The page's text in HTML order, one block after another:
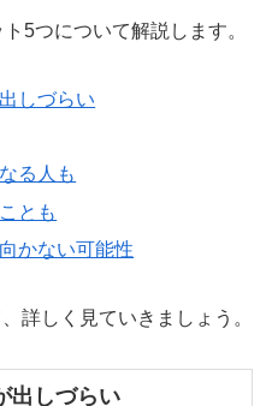
5つについて解説します。
しづらい
る人も
とも
かない可能性
詳しく見ていきましょう。
出しづらい